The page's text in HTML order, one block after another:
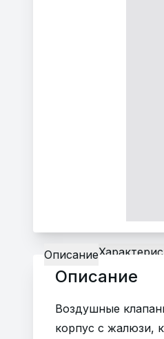
Описание
Описание
Воздушные
корпус с жалюзи,